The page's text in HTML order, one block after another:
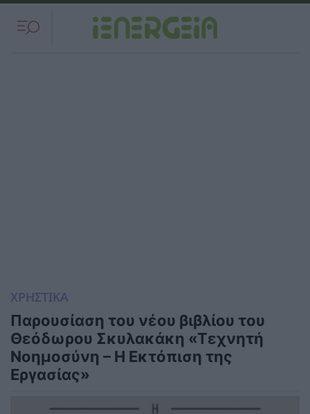
ΧΡΗΣΤΙΚΑ
Παρουσίαση του νέου βιβλίου του
Θεόδωρου Σκυλακάκη «Τεχνητή
Νοημοσύνη – Η Εκτόπιση της
Εργασίας»